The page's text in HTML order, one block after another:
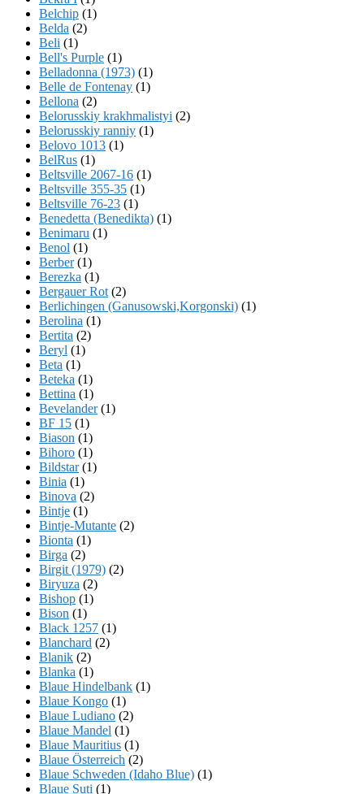
Belchip (1)
Belda (2)
Beli (1)
Bell's Purple (1)
Belladonna (1973) (1)
Belle de Fontenay (1)
Bellona (2)
Belorusskiy krakhmalistyi (2)
Belorusskiy ranniy (1)
Belovo 1013 (1)
BelRus (1)
Beltsville 2067-16 (1)
Beltsville 355-35 (1)
Beltsville 76-23 (1)
Benedetta (Benedikta) (1)
Benimaru (1)
Benol (1)
Berber(1)
Berezka (1)
Bergauer Rot (2)
Berlichingen (Ganusowski,Korgonski) (1)
Berolina (1)
Bertita (2)
Beryl (1)
Beta (1)
Beteka (1)
Bettina (1)
Bevelander(1)
BF 15 (1)
Biason (1)
Bihoro (1)
Bildstar(1)
Binia (1)
Binova (2)
Bintje (1)
Bintje-Mutante (2)
Bionta (1)
Birga (2)
Birgit (1979) (2)
Biryuza (2)
Bishop (1)
Bison (1)
Black 1257 (1)
Blanchard (2)
Blanik (2)
Blanka (1)
Blaue Hindelbank (1)
Blaue Kongo (1)
Blaue Ludiano (2)
Blaue Mandel (1)
Blaue Mauritius (1)
Blaue Österreich (2)
Blaue Schweden (Idaho Blue) (1)
Blaue Suti (1)